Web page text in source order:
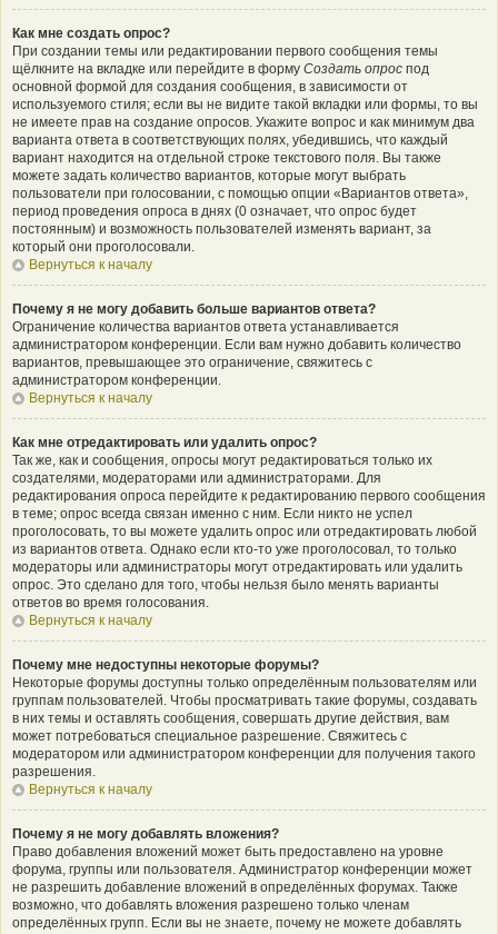
Как мне создать опрос?
При создании темы или редактировании первого сообщения темы
щёлкните на вкладке или перейдите в форму Создать опрос под
основной формой для создания сообщения, в зависимости от
используемого стиля; если вы не видите такой вкладки или формы, то вы
не имеете прав на создание опросов. Укажите вопрос и как минимум два
варианта ответа в соответствующих полях, убедившись, что каждый
вариант находится на отдельной строке текстового поля. Вы также
можете задать количество вариантов, которые могут выбрать
пользователи при голосовании, с помощью опции «Вариантов ответа»,
период проведения опроса в днях (0 означает, что опрос будет
постоянным) и возможность пользователей изменять вариант, за
который они проголосовали.
Вернуться к началу
Почему я не могу добавить больше вариантов ответа?
Ограничение количества вариантов ответа устанавливается
администратором конференции. Если вам нужно добавить количество
вариантов, превышающее это ограничение, свяжитесь с
администратором конференции.
Вернуться к началу
Как мне отредактировать или удалить опрос?
Так же, как и сообщения, опросы могут редактироваться только их
создателями, модераторами или администраторами. Для
редактирования опроса перейдите к редактированию первого сообщения
в теме; опрос всегда связан именно с ним. Если никто не успел
проголосовать, то вы можете удалить опрос или отредактировать любой
из вариантов ответа. Однако если кто-то уже проголосовал, то только
модераторы или администраторы могут отредактировать или удалить
опрос. Это сделано для того, чтобы нельзя было менять варианты
ответов во время голосования.
Вернуться к началу
Почему мне недоступны некоторые форумы?
Некоторые форумы доступны только определённым пользователям или
группам пользователей. Чтобы просматривать такие форумы, создавать
в них темы и оставлять сообщения, совершать другие действия, вам
может потребоваться специальное разрешение. Свяжитесь с
модератором или администратором конференции для получения такого
разрешения.
Вернуться к началу
Почему я не могу добавлять вложения?
Право добавления вложений может быть предоставлено на уровне
форума, группы или пользователя. Администратор конференции может
не разрешить добавление вложений в определённых форумах. Также
возможно, что добавлять вложения разрешено только членам
определённых групп. Если вы не знаете, почему не можете добавлять